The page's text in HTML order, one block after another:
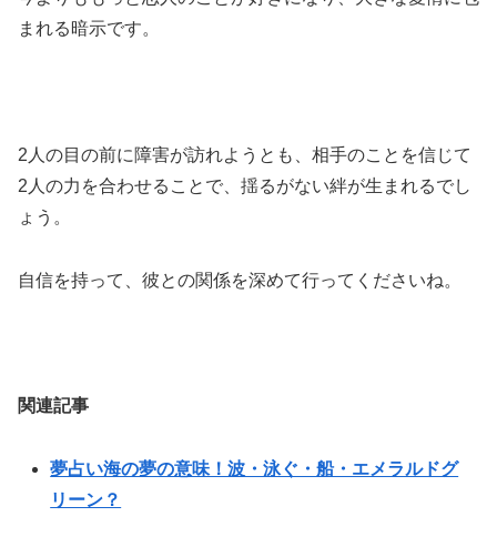
まれる暗示です。
2人の目の前に障害が訪れようとも、相手のことを信じて
2人の力を合わせることで、揺るがない絆が生まれるでし
ょう。
自信を持って、彼との関係を深めて行ってくださいね。
関連記事
夢占い海の夢の意味！波・泳ぐ・船・エメラルドグ
リーン？